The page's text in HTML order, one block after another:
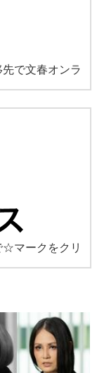
先で文春オンラ
☆マークをクリ